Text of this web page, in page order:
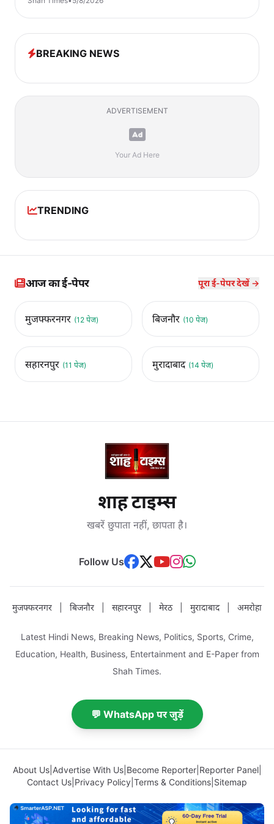
BREAKING NEWS
ADVERTISEMENT
Your Ad Here
TRENDING
आज का ई-पेपर पूरा ई-पेपर देखें →
मुजफ्फरनगर (12 पेज) बिजनौर (10 पेज)
सहारनपुर (11 पेज) मुरादाबाद (14 पेज)
शाह टाइम्स
खबरें छुपाता नहीं, छापता है।
Follow Us
मुजफ्फरनगर बिजनौर सहारनपुर मेरठ मुरादाबाद अमरोहा
Latest Hindi News, Breaking News, Politics, Sports, Crime,
Education, Health, Business, Entertainment and E-Paper from
Shah Times.
💬 WhatsApp पर जुड़ें
About Us| Advertise With Us| Become Reporter| Reporter Panel|
Contact Us Privacy Policy Terms & Conditions Sitemap